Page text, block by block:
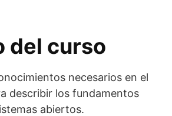
del curso
necesarios en el
describir los fundamentos
abiertos.